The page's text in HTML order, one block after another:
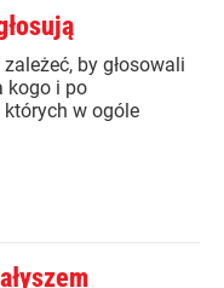
by głosowali
kogo i po
których w ogóle